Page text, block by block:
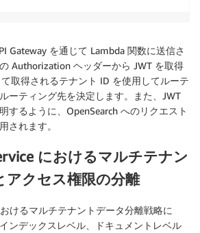
Gateway を通じて Lambda 関数に送信さ
Authorization ヘッダーから JWT を取得
取得されるテナント ID を使用してルーテ
ーティング先を決定します。また、JWT
するように、OpenSearch へのリクエスト
されます。
におけるマルチテナン
アクセス権限の分離
けるマルチテナントデータ分離戦略に
ンデックスレベル、ドキュメントレベル